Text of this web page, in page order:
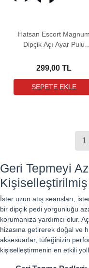
Hatsan Escort Magnum
Dipçik Açı Ayar Pulu
299,00 TL
1
Geri Tepmeyi
İster uzun atış seansları,
bir dipçik pedi yorgunluğu
korumanıza yardımcı olur.
hizasına getirerek doğal ve
aksesuarlar, tüfeğinizin
kişiselleştirmenin en etkili